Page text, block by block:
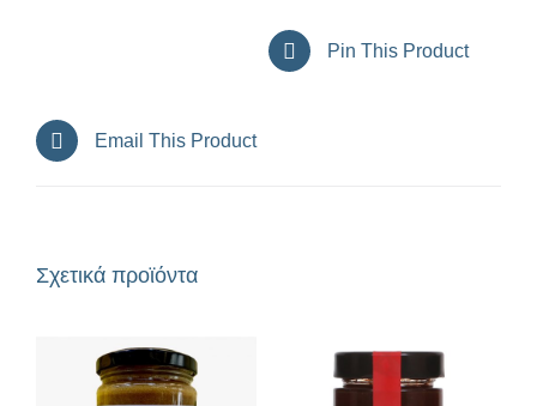
Pin This Product
Email This Product
Σχετικά προϊόντα